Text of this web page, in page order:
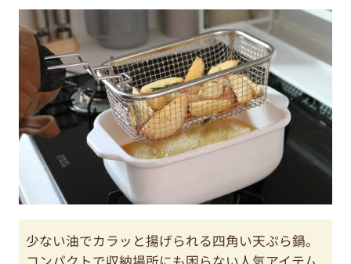
少ない油でカラッと揚げられる四角い天ぷら鍋。